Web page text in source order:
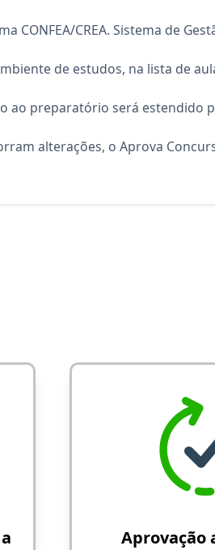
CREA. Sistema de
de estudos, na lista de
ao preparatório será estendido
alterações, o Aprova
Aprovação